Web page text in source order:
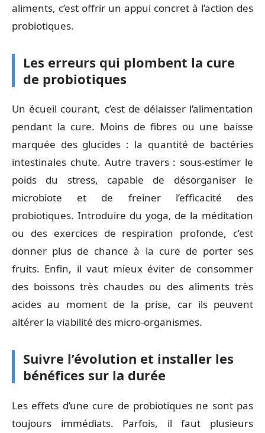
aliments, c’est offrir un appui concret à l’action des
probiotiques.
Les erreurs qui plombent la cure
de probiotiques
Un écueil courant, c’est de délaisser l’alimentation
pendant la cure. Moins de fibres ou une baisse
marquée des glucides : la quantité de bactéries
intestinales chute. Autre travers : sous-estimer le
poids du stress, capable de désorganiser le
microbiote et de freiner l’efficacité des
probiotiques. Introduire du yoga, de la méditation
ou des exercices de respiration profonde, c’est
donner plus de chance à la cure de porter ses
fruits. Enfin, il vaut mieux éviter de consommer
des boissons très chaudes ou des aliments très
acides au moment de la prise, car ils peuvent
altérer la viabilité des micro-organismes.
Suivre l’évolution et installer les
bénéfices sur la durée
Les effets d’une cure de probiotiques ne sont pas
toujours immédiats. Parfois, il faut plusieurs